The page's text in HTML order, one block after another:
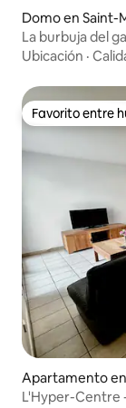
Domo en Saint-
La burbuja del
Ubicación ·
Favorito entre
Favorito entre
Apartamento
L'Hyper-Centre